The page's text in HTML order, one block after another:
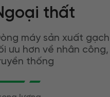
thất
máy sản xuất
ưu hơn về nhân
thống